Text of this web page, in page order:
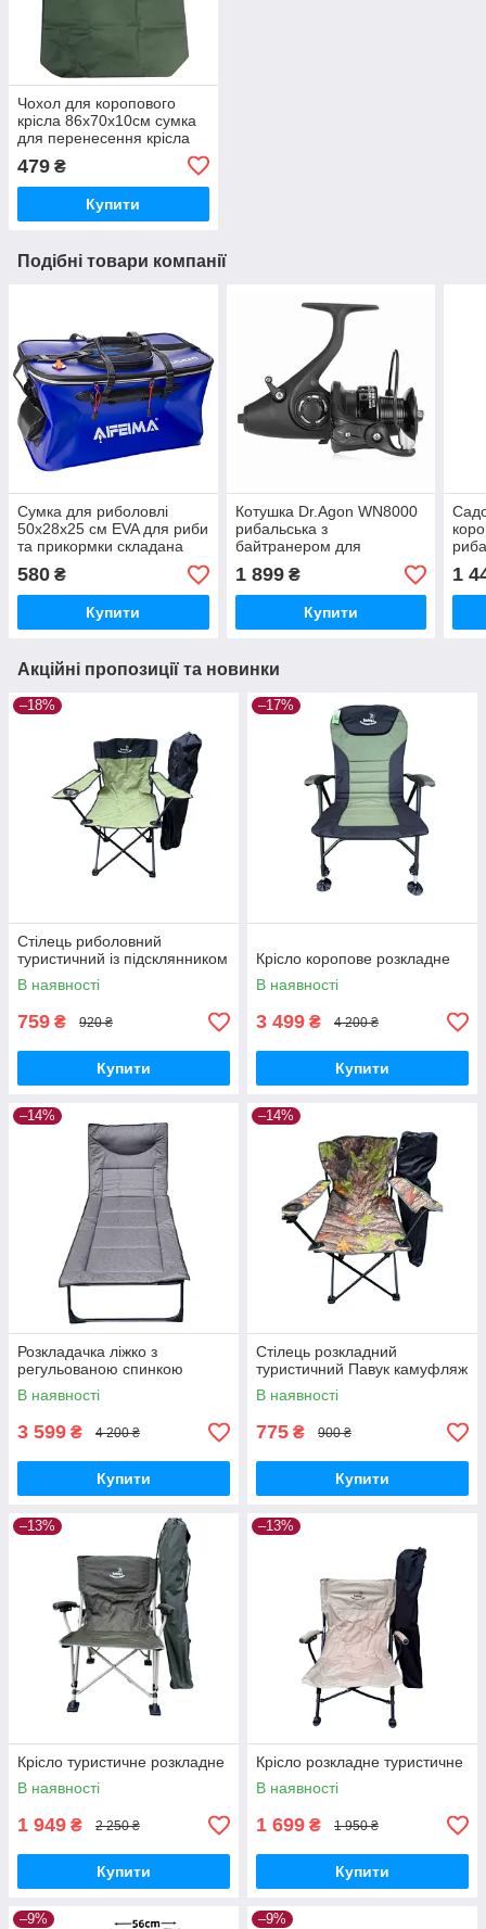
Чохол для коропового
крісла 86х70х10см сумка
для перенесення крісла
479 ₴
Купити
Подібні товари компанії
Сумка для риболовлі
50x28x25 см EVA для риби
та прикормки складана
водонепроникна з
клапаном
580 ₴
Купити
Котушка Dr.Agon WN8000
рибальська з
байтранером для
коропової та фідерної
риболовлі
1 899₴
Купити
1
Акційні пропозиції та новинки
–18%
Стілець риболовний
туристичний із підсклянником
В наявності
759 ₴ 920 ₴
Купити
–17%
Крісло коропове розкладне
В наявності
3 499 ₴ 4 200 ₴
Купити
–14%
Розкладачка ліжко з
регульованою спинкою
В наявності
3 599 ₴ 4 200 ₴
Купити
–14%
Стілець розкладний
туристичний Павук камуфляж
В наявності
775 ₴ 900 ₴
Купити
–13%
Крісло туристичне розкладне
В наявності
1 949 ₴ 2 250 ₴
Купити
–13%
Крісло розкладне туристичне
В наявності
1 699 ₴ 1 950 ₴
Купити
–9% –9%